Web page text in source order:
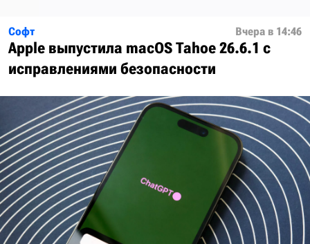
Софт Вчера в 14:46
Apple выпустила macOS Tahoe 26.6.1 с
исправлениями безопасности